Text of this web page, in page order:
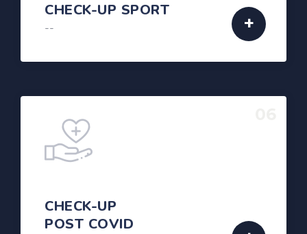
CHECK-UP SPORT
--
CHECK-UP
POST COVID